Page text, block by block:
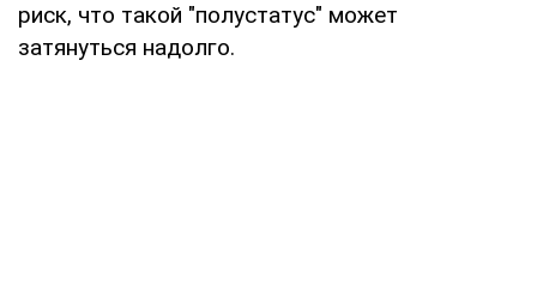
риск, что такой "полустатус" может
затянуться надолго.